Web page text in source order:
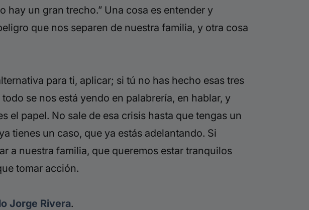
hay un gran trecho.” Una cosa es entender y
que nos separen de nuestra familia, y otra cosa
para ti, aplicar; si tú no has hecho esas tres
se nos está yendo en palabrería, en hablar, y
el papel. No sale de esa crisis hasta que tengas un
tienes un caso, que ya estás adelantando. Si
a nuestra familia, que queremos estar tranquilos
tomar acción.
Jorge Rivera.